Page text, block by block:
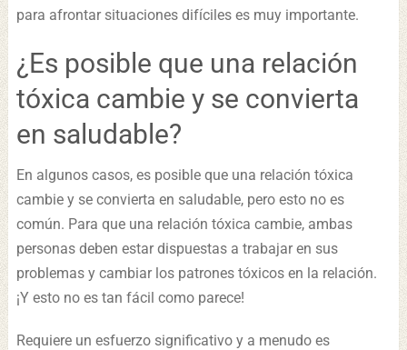
para afrontar situaciones difíciles es muy importante.
¿Es posible que una relación
tóxica cambie y se convierta
en saludable?
En algunos casos, es posible que una relación tóxica
cambie y se convierta en saludable, pero esto no es
común. Para que una relación tóxica cambie, ambas
personas deben estar dispuestas a trabajar en sus
problemas y cambiar los patrones tóxicos en la relación.
¡Y esto no es tan fácil como parece!
Requiere un esfuerzo significativo y a menudo es